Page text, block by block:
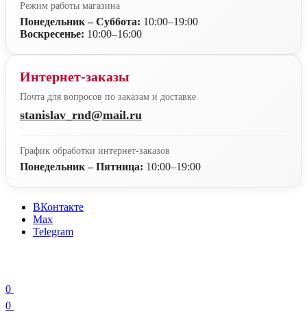
Режим работы магазина
Понедельник – Суббота: 10:00–19:00
Воскресенье: 10:00–16:00
Интернет-заказы
Почта для вопросов по заказам и доставке
stanislav_rnd@mail.ru
График обработки интернет-заказов
Понедельник – Пятница: 10:00–19:00
ВКонтакте
Max
Telegram
0
0